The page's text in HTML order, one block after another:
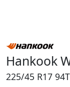
Hankook
225/45 R17 94T